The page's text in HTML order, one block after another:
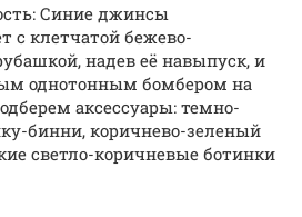
Синие джинсы
с клетчатой бежево-
надев её навыпуск, и
однотонным бомбером на
аксессуары: темно-
бинни, коричнево-зеленый
светло-коричневые ботинки